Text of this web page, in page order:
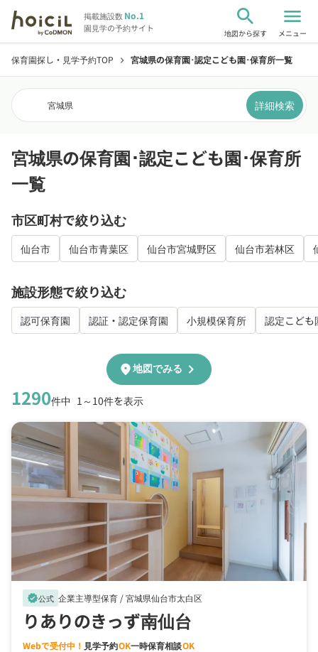
掲載施設数No.1
園見学の予約サイト
search
地図から探す
menu
メニュー
保育園探し・見学予約TOP chevron_right 宮城県の保育園･認定こども園･保育所一覧
宮城県 詳細検索
宮城県の保育園･認定こども園･保育所
一覧
市区町村で絞り込む
仙台市 仙台市青葉区 仙台市宮城野区 仙台市若林区
施設形態で絞り込む
認可保育園 認証・認定保育園 小規模保育所 認定こども
1290件中 1～10件を表示
location_on地図でみる chevron_right
verified公式 企業主導型保育 /宮城県仙台市太白区
りありのきっず南仙台
Webで受付中！ 見学予約OK一時保育相談OK